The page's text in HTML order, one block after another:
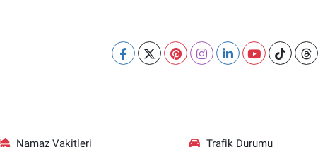
Namaz Vakitleri Trafik Durumu